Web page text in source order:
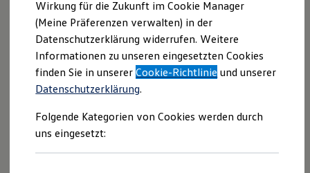
Angebote und Produkte
Aktuelle Angebote
E-Auto-Förderung
Volkswagen Marktplatz
Die ENERGY Sondermodelle
Junge Gebrauchtwagen und Gebrauchtwagen
Volkswagen Zertifizierte Gebrauchtwagen
Elektromobilität bei Gebrauchtwagen
Saisonangebote
Reifenpakete
Leasing
Leasing-Angebote
Hier finden Sie Informationen über uns
(Autohaus Seitz GmbH) als
verantwortlichen Anbieter von Inhalten
und Angeboten, die auf dieser Website
speziell aufgeführt sind.
Wirkung für die Zukunft im Cookie Manager
(Meine Präferenzen verwalten) in der
Datenschutzerklärung widerrufen. Weitere
Informationen zu unseren eingesetzten Cookies
finden Sie in unsererCookie-Richtlinie und unserer
Datenschutzerklärung.
Folgende Kategorien von Cookies werden durch
uns eingesetzt: